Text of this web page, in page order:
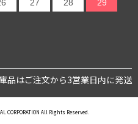
27 28 29
品はご注文から3営業日内に発送
CORPORATION All Rights Reserved.